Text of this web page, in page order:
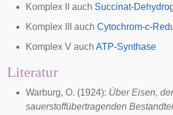
Komplex II auch Succinat-
Komplex III auch Cytochrom-c-
Komplex V auch ATP-Synthase
Literatur
Warburg, O. (1924): Über Eisen,
sauerstoffübertragenden